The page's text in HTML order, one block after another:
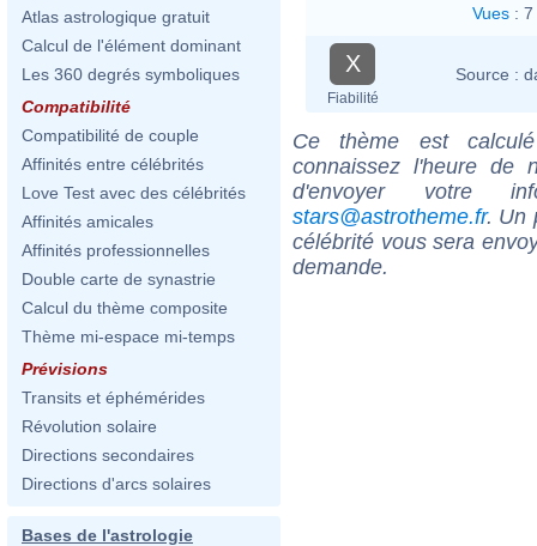
Atlas astrologique gratuit
Calcul de l'élément dominant
Les 360 degrés symboliques
Compatibilité
Compatibilité de couple
Affinités entre célébrités
Love Test avec des célébrités
Affinités amicales
Affinités professionnelles
Double carte de synastrie
Calcul du thème composite
Thème mi-espace mi-temps
Prévisions
Transits et éphémérides
Révolution solaire
Directions secondaires
Directions d'arcs solaires
Bases de l'astrologie
Vues : 7
X
Fiabilité
Source :
Ce thème est
connaissez l'heure de
d'envoyer votre
stars@astrotheme.fr. Un
célébrité vous sera
demande.